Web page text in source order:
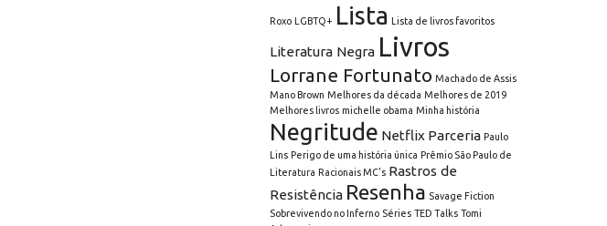
Roxo LGBTQ+ Lista Lista de livros favoritos
Literatura Negra Livros
Lorrane Fortunato Machado de Assis
Mano Brown Melhores da década Melhores de 2019
Melhores livros michelle obama Minha história
Negritude Netflix Parceria Paulo
Lins Perigo de uma história única Prêmio São Paulo de
Literatura Racionais MC's Rastros de
Resistência Resenha Savage Fiction
Sobrevivendo no Inferno Séries TED Talks Tomi